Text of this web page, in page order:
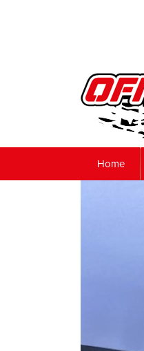
Home